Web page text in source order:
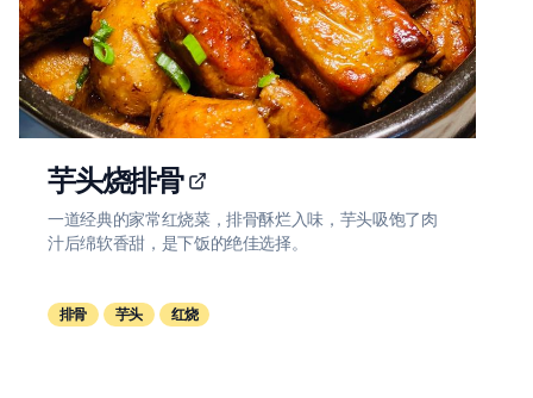
芋头烧排骨
一道经典的家常红烧菜，排骨酥烂入味，芋头吸饱了肉
汁后绵软香甜，是下饭的绝佳选择。
排骨 芋头 红烧